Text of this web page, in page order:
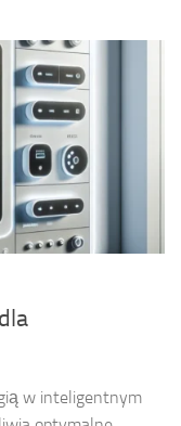
w inteligentnym